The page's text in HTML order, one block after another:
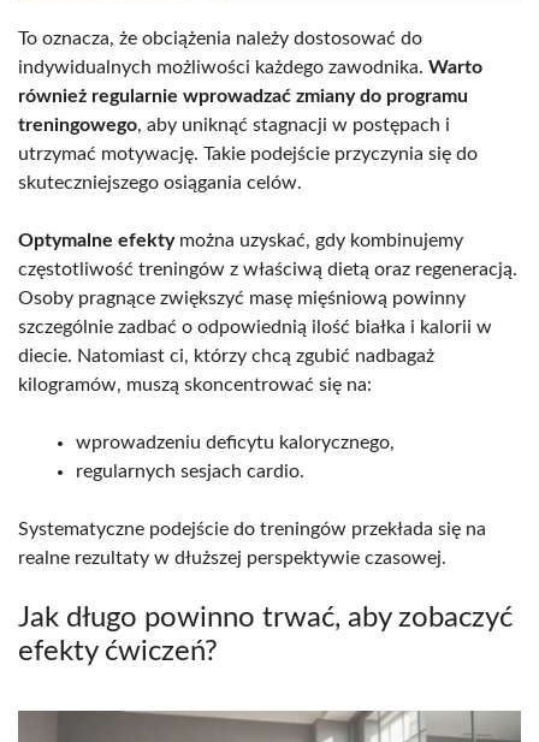
To oznacza, że obciążenia należy dostosować do
indywidualnych możliwości każdego zawodnika. Warto
również regularnie wprowadzać zmiany do programu
treningowego, aby uniknąć stagnacji w postępach i
utrzymać motywację. Takie podejście przyczynia się do
skuteczniejszego osiągania celów.
Optymalne efektymożna uzyskać, gdy kombinujemy
częstotliwość treningów z właściwą dietą oraz regeneracją.
Osoby pragnące zwiększyć masę mięśniową powinny
szczególnie zadbać o odpowiednią ilość białka i kalorii w
diecie. Natomiast ci, którzy chcą zgubić nadbagaż
kilogramów, muszą skoncentrować się na:
wprowadzeniu deficytu kalorycznego,
regularnych sesjach cardio.
Systematyczne podejście do treningów przekłada się na
realne rezultaty w dłuższej perspektywie czasowej.
Jak długo powinno trwać, aby zobaczyć
efekty ćwiczeń?